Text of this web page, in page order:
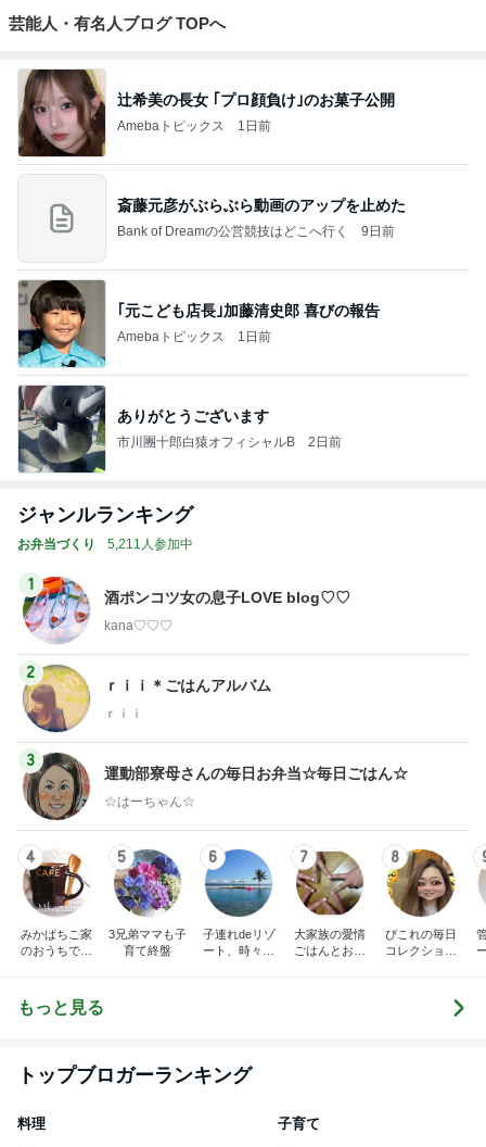
芸能人・有名人ブログ TOPへ
辻希美の長女 ｢プロ顔負け｣のお菓子公開
Amebaトピックス 1日前
斎藤元彦がぶらぶら動画のアップを止めた
Bank of Dreamの公営競技はどこへ行く 9日前
｢元こども店長｣加藤清史郎 喜びの報告
Amebaトピックス 1日前
ありがとうございます
市川團十郎白猿オフィシャルB 2日前
ジャンルランキング
お弁当づくり 5,211人参加中
1
酒ポンコツ女の息子LOVE blog♡♡
kana♡♡♡
2
ｒｉｉ＊ごはんアルバム
ｒｉｉ
3
運動部寮母さんの毎日お弁当☆毎日ごはん☆
☆はーちゃん☆
4
みかぱちこ家
のおうちでご
5
3兄弟ママも子
育て終盤
6
子連れdeリゾ
ート、時々キ
7
大家族の愛情
ごはんとお弁
8
ぴこれの毎日
コレクション
もっと見る
トップブロガーランキング
料理 子育て